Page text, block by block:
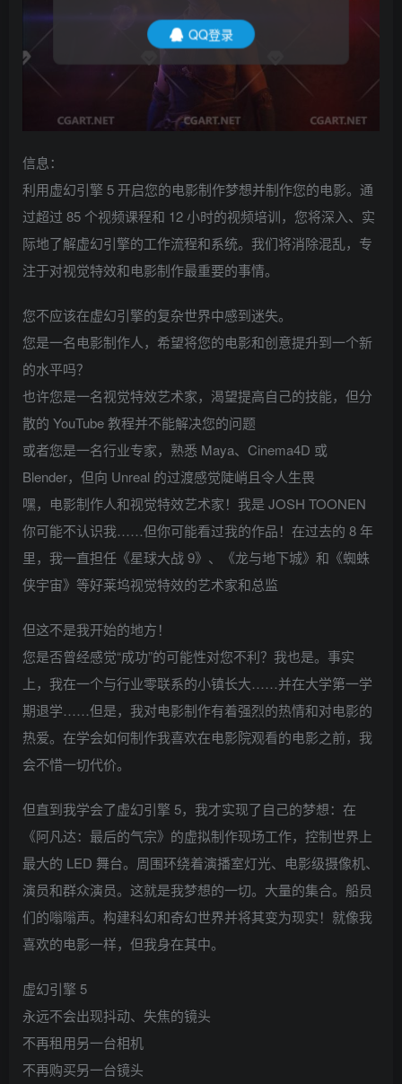
信息：
利用虚幻引擎 5 开启您的电影制作梦想并制作您的电影。通
过超过 85 个视频课程和 12 小时的视频培训，您将深入、实
际地了解虚幻引擎的工作流程和系统。我们将消除混乱，专
注于对视觉特效和电影制作最重要的事情。
您不应该在虚幻引擎的复杂世界中感到迷失。
您是一名电影制作人，希望将您的电影和创意提升到一个新
的水平吗？
也许您是一名视觉特效艺术家，渴望提高自己的技能，但分
散的 YouTube 教程并不能解决您的问题
或者您是一名行业专家，熟悉 Maya、Cinema4D 或
Blender，但向 Unreal 的过渡感觉陡峭且令人生畏
嘿，电影制作人和视觉特效艺术家！我是 JOSH TOONEN
你可能不认识我……但你可能看过我的作品！在过去的 8 年
里，我一直担任《星球大战 9》、《龙与地下城》和《蜘蛛
侠宇宙》等好莱坞视觉特效的艺术家和总监
但这不是我开始的地方！
您是否曾经感觉“成功”的可能性对您不利？我也是。事实
上，我在一个与行业零联系的小镇长大……并在大学第一学
期退学……但是，我对电影制作有着强烈的热情和对电影的
热爱。在学会如何制作我喜欢在电影院观看的电影之前，我
会不惜一切代价。
但直到我学会了虚幻引擎 5，我才实现了自己的梦想：在
《阿凡达：最后的气宗》的虚拟制作现场工作，控制世界上
最大的 LED 舞台。周围环绕着演播室灯光、电影级摄像机、
演员和群众演员。这就是我梦想的一切。大量的集合。船员
们的嗡嗡声。构建科幻和奇幻世界并将其变为现实！就像我
喜欢的电影一样，但我身在其中。
虚幻引擎 5
永远不会出现抖动、失焦的镜头
不再租用另一台相机
不再购买另一台镜头
QQ登录